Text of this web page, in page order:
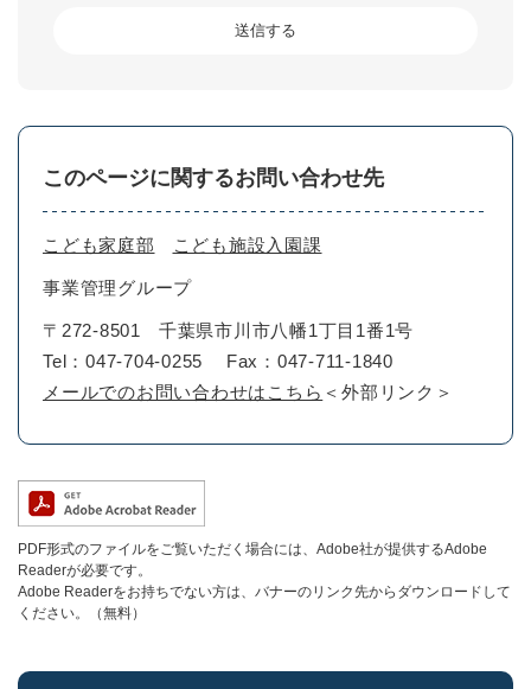
このページに関するお問い合わせ先
こども家庭部 こども施設入園課
事業管理グループ
〒272-8501
千葉県市川市八幡1丁目1番1号
Tel：047-704-0255
Fax：047-711-1840
メールでのお問い合わせはこちら ＜外部リンク＞
PDF形式のファイルをご覧いただく場合には、Adobe社が提供するAdobe
Readerが必要です。
Adobe Readerをお持ちでない方は、バナーのリンク先からダウンロードして
ください。（無料）